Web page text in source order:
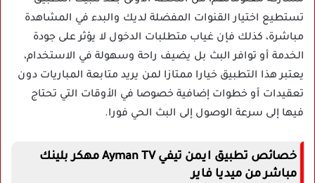
تستطيع اختيار القنوات المفضلة لديك والبدء في المشاهدة
مباشرة، كذلك فإن غياب متطلبات الدخول لا يؤثر على جودة
الخدمة أو توافر البث بل يضيف راحة وسهولة في الاستخدام،
يعتبر هذا التطبيق خيارا ممتازا لمن يريد متابعة المباريات دون
تعقيدات أو خطوات إضافية خصوصا في الأوقات التي تحتاج
فيها إلى سرعة الوصول إلى البث الحي فورا.
خصائص تطبيق ايمن تيفي Ayman TV مهكر بلينك
مباشر من ميديا فاير